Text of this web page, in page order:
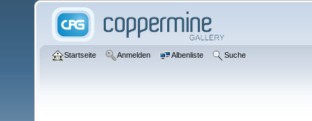
Startseite Anmelden Albenliste Suche